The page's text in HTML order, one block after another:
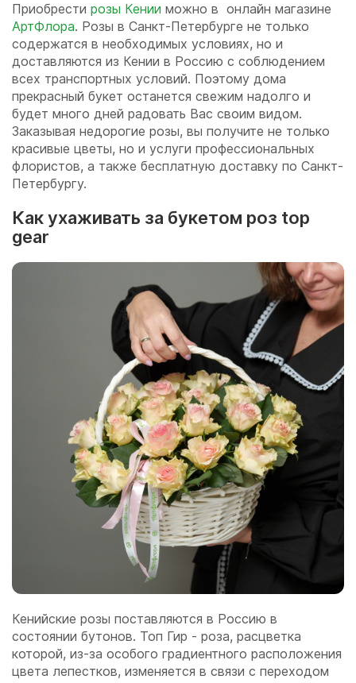
Приобрести розы Кении можно в онлайн магазине
АртФлора. Розы в Санкт-Петербурге не только
содержатся в необходимых условиях, но и
доставляются из Кении в Россию с соблюдением
всех транспортных условий. Поэтому дома
прекрасный букет останется свежим надолго и
будет много дней радовать Вас своим видом.
Заказывая недорогие розы, вы получите не только
красивые цветы, но и услуги профессиональных
флористов, а также бесплатную доставку по Санкт-
Петербургу.
Как ухаживать за букетом роз top
gear
Кенийские розы поставляются в Россию в
состоянии бутонов. Топ Гир - роза, расцветка
которой, из-за особого градиентного расположения
цвета лепестков, изменяется в связи с переходом